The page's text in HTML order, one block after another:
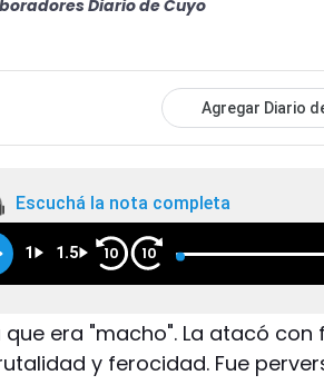
Diario de Cuyo
Agregar Diario
Escuchá la nota completa
1 1.5 10 10
que era "macho". La atacó
y ferocidad. Fue